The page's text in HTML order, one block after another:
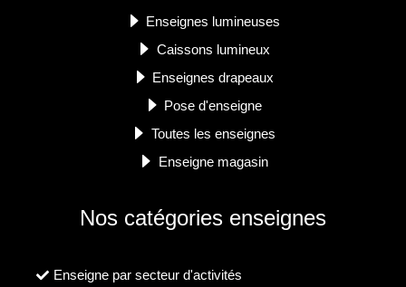
Enseignes lumineuses
Caissons lumineux
Enseignes drapeaux
Pose d'enseigne
Toutes les enseignes
Enseigne magasin
Nos catégories enseignes
Enseigne par secteur d'activités